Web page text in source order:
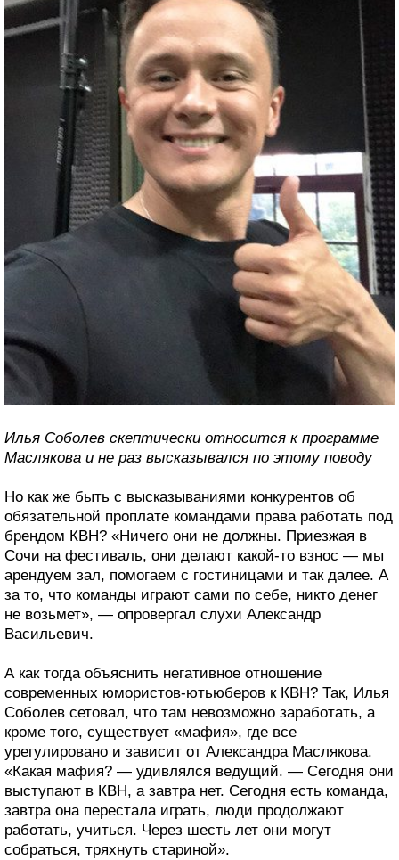
Илья Соболев скептически относится к программе
Маслякова и не раз высказывался по этому поводу
Но как же быть с высказываниями конкурентов об
обязательной проплате командами права работать под
брендом КВН? «Ничего они не должны. Приезжая в
Сочи на фестиваль, они делают какой-то взнос — мы
арендуем зал, помогаем с гостиницами и так далее. А
за то, что команды играют сами по себе, никто денег
не возьмет», — опровергал слухи Александр
Васильевич.
А как тогда объяснить негативное отношение
современных юмористов-ютьюберов к КВН? Так, Илья
Соболев сетовал, что там невозможно заработать, а
кроме того, существует «мафия», где все
урегулировано и зависит от Александра Маслякова.
«Какая мафия? — удивлялся ведущий. — Сегодня они
выступают в КВН, а завтра нет. Сегодня есть команда,
завтра она перестала играть, люди продолжают
работать, учиться. Через шесть лет они могут
собраться, тряхнуть стариной».